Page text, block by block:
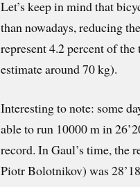
Let’s keep in mind that
than nowadays, reducing
represent 4.2 percent of
estimate around 70 kg).
Interesting to note: some
able to run 10000 m in
record. In Gaul’s time, the
Piotr Bolotnikov) was